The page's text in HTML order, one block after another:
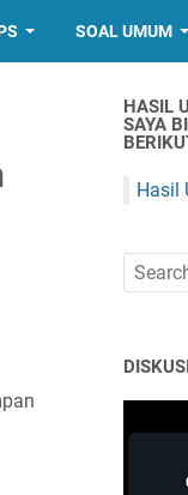
SOAL UMUM
HASIL
SAYA
Hasil